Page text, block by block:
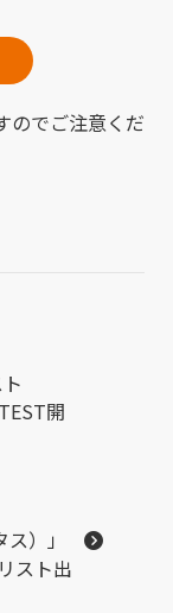
のでご注意くだ
開
）」
スト出